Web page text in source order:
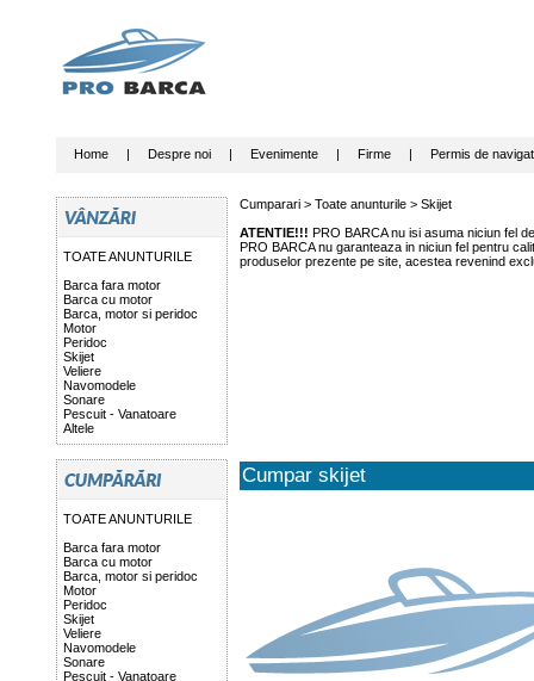
Home| Despre noi| Evenimente| Firme| Permis de
TOATE ANUNTURILE
Barca fara motor
Barca cu motor
Barca, motor si peridoc
Motor
Peridoc
Skijet
Veliere
Navomodele
Sonare
Pescuit - Vanatoare
Altele
TOATE ANUNTURILE
Barca fara motor
Barca cu motor
Barca, motor si peridoc
Motor
Peridoc
Skijet
Veliere
Navomodele
Sonare
Pescuit - Vanatoare
Cumparari > Toate anunturile> Skijet
ATENTIE!!! PRO BARCA nu isi asuma niciun fel
PRO BARCA nu garanteaza in niciun fel pentru
produselor prezente pe site, acestea revenind
Cumpar skijet